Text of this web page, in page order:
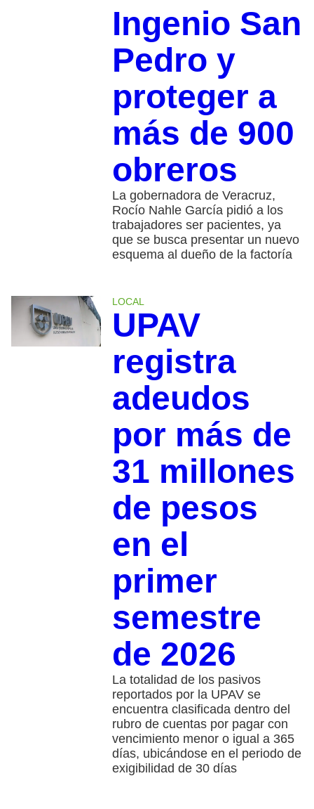
Ingenio San
Pedro y
proteger a
más de 900
obreros
La gobernadora de Veracruz,
Rocío Nahle García pidió a los
trabajadores ser pacientes, ya
que se busca presentar un nuevo
esquema al dueño de la factoría
LOCAL
UPAV
registra
adeudos
por más de
31 millones
de pesos
en el
primer
semestre
de 2026
La totalidad de los pasivos
reportados por la UPAV se
encuentra clasificada dentro del
rubro de cuentas por pagar con
vencimiento menor o igual a 365
días, ubicándose en el periodo de
exigibilidad de 30 días